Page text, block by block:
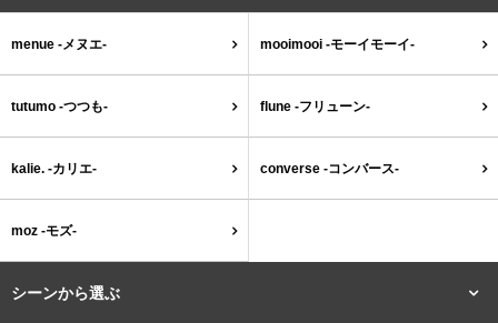
旅行 プレママ
カラーから選ぶ
ブラック
ピンク オレンジ パープル
menue -メヌエ- mooimooi -モーイモーイ-
tutumo -つつも- flune -フリューン-
kalie. -カリエ- converse -コンバース-
moz -モズ-
シーンから選ぶ